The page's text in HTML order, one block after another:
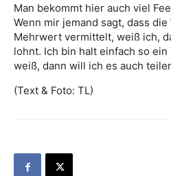
Man bekommt hier auch viel
Wenn mir jemand sagt, dass
Mehrwert vermittelt, weiß ich,
lohnt. Ich bin halt einfach so
weiß, dann will ich es auch
(Text & Foto: TL)